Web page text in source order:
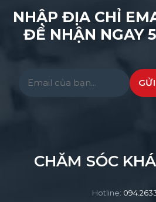
NHẬP ĐỊA CHỈ
ĐỂ NHẬN NGAY
Please leave this field empty.
CHĂM SÓC
Hotline: